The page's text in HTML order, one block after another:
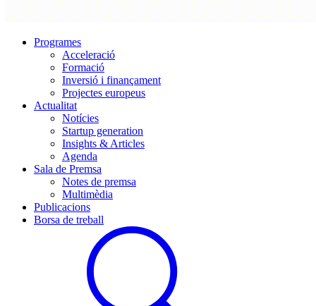
Programes
Acceleració
Formació
Inversió i finançament
Projectes europeus
Actualitat
Notícies
Startup generation
Insights & Articles
Agenda
Sala de Premsa
Notes de premsa
Multimèdia
Publicacions
Borsa de treball